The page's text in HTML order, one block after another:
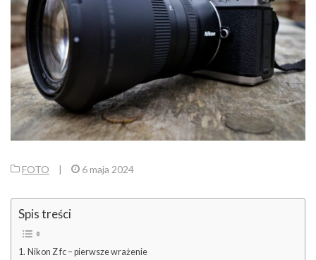
FOTO | 6 maja 2024
Spis treści
Nikon Z fc – pierwsze wrażenie